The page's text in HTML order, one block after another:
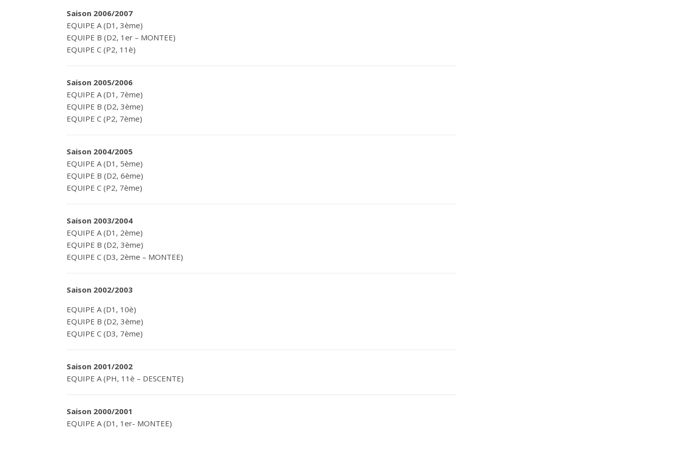
Saison 2006/2007
EQUIPE A (D1, 3ème)
EQUIPE B (D2, 1er – MONTEE)
EQUIPE C (P2, 11è)
Saison 2005/2006
EQUIPE A (D1, 7ème)
EQUIPE B (D2, 3ème)
EQUIPE C (P2, 7ème)
Saison 2004/2005
EQUIPE A (D1, 5ème)
EQUIPE B (D2, 6ème)
EQUIPE C (P2, 7ème)
Saison 2003/2004
EQUIPE A (D1, 2ème)
EQUIPE B (D2, 3ème)
EQUIPE C (D3, 2ème – MONTEE)
Saison 2002/2003
EQUIPE A (D1, 10è)
EQUIPE B (D2, 3ème)
EQUIPE C (D3, 7ème)
Saison 2001/2002
EQUIPE A (PH, 11è – DESCENTE)
Saison 2000/2001
EQUIPE A (D1, 1er- MONTEE)